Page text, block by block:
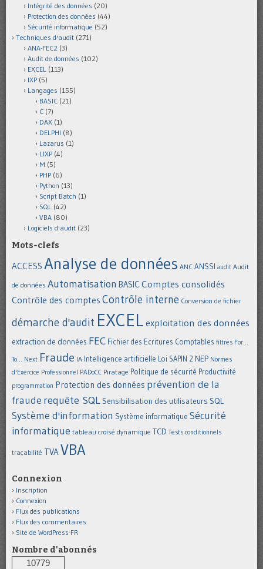
Intégrité des données (20)
Protection des données (44)
Sécurité informatique (52)
Techniques d'audit (271)
ANA-FEC2 (3)
Audit de données (102)
EXCEL (113)
IXP (5)
Langages (155)
BASIC (21)
C (7)
DAX (1)
DELPHI (8)
Lazarus (1)
LIXP (4)
M (5)
PHP (6)
Python (13)
Script Batch (1)
SQL (42)
VBA (80)
Logiciels d'audit (23)
Mots-clefs
ACCESS Analyse de données ANC ANSSI audit Audit
de données Automatisation BASIC Comptes consolidés
Contrôle des comptes Contrôle interne Conversion de fichier
démarche d'audit EXCEL exploitation des données
extraction de données FEC Fichier des Ecritures Comptables filtres For...
To... Next Fraude IA Intelligence artificielle Loi SAPIN 2 NEP Normes
d'Exercice Professionnel PADoCC Piratage Politique de sécurité Productivité
programmation Protection des données prévention de la
fraude requête SQL Sensibilisation des utilisateurs SQL
Système d'information Système informatique Sécurité
informatique tableau croisé dynamique TCD Tests conditionnels
traçabilité TVAVBA
Connexion
Inscription
Connexion
Flux des publications
Flux des commentaires
Site de WordPress-FR
Nombre d'abonnés
10779